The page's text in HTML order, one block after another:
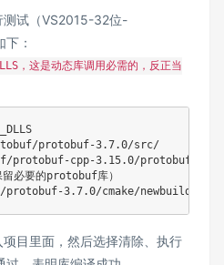
测试（VS2015-32位-
：
，这是动态库调用必需的，反正当
protobuf-3.7.0/src/
protobuf-cpp-3.15.0/protobuf-
必要的protobuf库）
目里面，然后选择清除、执行